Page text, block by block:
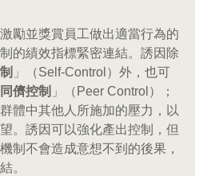
激勵並獎賞員工做出適當行為的
的績效指標緊密連結。誘因除
」（Self-Control）外，也可
同儕控制 」（Peer Control）；
體中其他人所施加的壓力，以
。誘因可以強化產出控制，但
制不會造成意想不到的後果，
。